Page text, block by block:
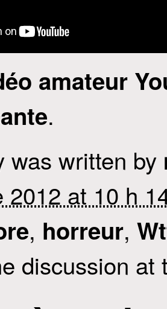
amateur
.
was written by
2012 at 10 h
, horreur,
discussion